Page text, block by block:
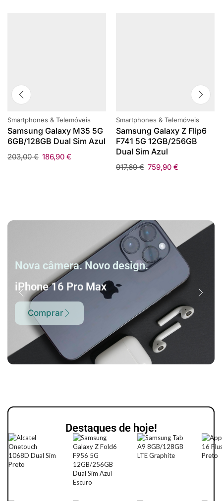
Smartphones & Telemóveis
Samsung Galaxy M35 5G
6GB/128GB Dual Sim Azul
203,00€ 186,90 €
Smartphones & Telemóveis
Samsung Galaxy Z Flip6
F741 5G 12GB/256GB
Dual Sim Azul
917,69€ 759,90 €
Nova câmera. Novo design.
iPhone 16 Pro Max
Comprar
Destaques de hoje!